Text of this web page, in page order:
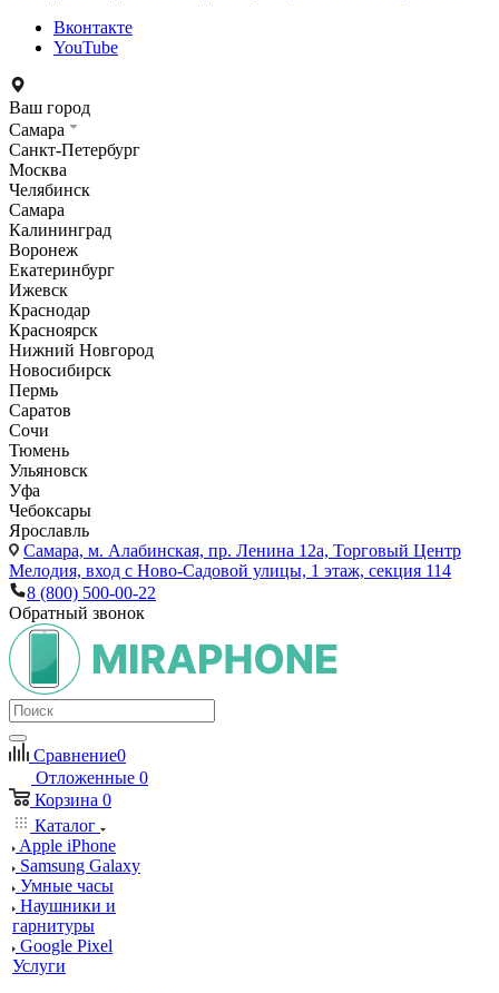
Вконтакте
YouTube
Ваш город
Самара
Санкт-Петербург
Москва
Челябинск
Самара
Калининград
Воронеж
Екатеринбург
Ижевск
Краснодар
Красноярск
Нижний Новгород
Новосибирск
Пермь
Саратов
Сочи
Тюмень
Ульяновск
Уфа
Чебоксары
Ярославль
Самара, м. Алабинская, пр. Ленина 12а, Торговый Центр
Мелодия, вход с Ново-Садовой улицы, 1 этаж, секция 114
8 (800) 500-00-22
Обратный звонок
Сравнение0
Отложенные 0
Корзина 0
Каталог
Apple iPhone
Samsung Galaxy
Умные часы
Наушники и
гарнитуры
Google Pixel
Услуги